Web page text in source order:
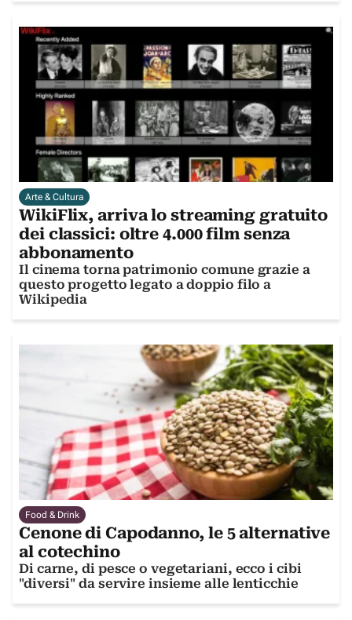
Arte & Cultura
WikiFlix, arriva lo streaming gratuito
dei classici: oltre 4.000 film senza
abbonamento
Il cinema torna patrimonio comune grazie a
questo progetto legato a doppio filo a
Wikipedia
Food & Drink
Cenone di Capodanno, le 5 alternative
al cotechino
Di carne, di pesce o vegetariani, ecco i cibi
"diversi" da servire insieme alle lenticchie